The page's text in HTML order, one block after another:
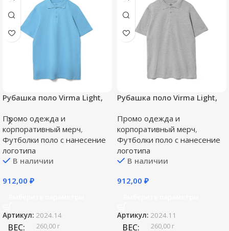
Рубашка поло Virma Light,
Промо одежда и
корпоративный мерч,
Футболки поло c нанесение
логотипа
В наличии
912,00 ₽
Артикул: 2024.14
ВЕС 260,00 г
Рубашка поло Virma Light,
Промо одежда и
корпоративный мерч,
Футболки поло c нанесение
логотипа
В наличии
912,00 ₽
Артикул: 2024.11
ВЕС 260,00 г